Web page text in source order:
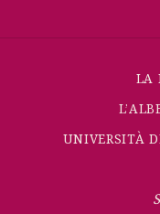
LA
UNIVERSITÀ